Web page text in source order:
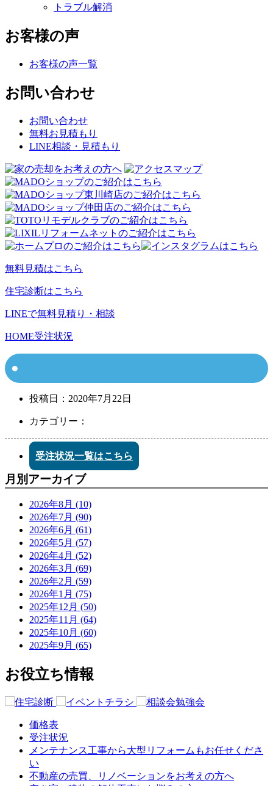
トラブル解消
お客様の声
お客様の声一覧
お問い合わせ
お問い合わせ
無料お見積もり
LINE相談・見積もり
無料見積はこちら
住宅診断はこちら
LINEで無料見積り・相談
HOME受注状況
投稿日： 2020年7月22日
カテゴリー：
受注状況一覧はこちら
月別アーカイブ
2026年8月 (10)
2026年7月 (90)
2026年6月 (61)
2026年5月 (57)
2026年4月 (52)
2026年3月 (69)
2026年2月 (59)
2026年1月 (75)
2025年12月 (50)
2025年11月 (64)
2025年10月 (60)
2025年9月 (65)
お役立ち情報
価格表
受注状況
メンテナンス工事から大型リフォームもお任せくださ
い
不動産の売買、リノベーションをお考えの方へ